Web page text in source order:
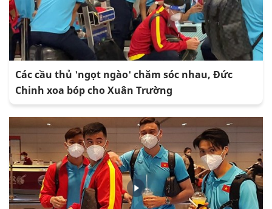
Các cầu thủ 'ngọt ngào' chăm sóc nhau, Đức
Chinh xoa bóp cho Xuân Trường